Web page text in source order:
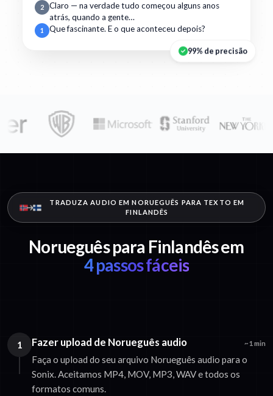
2
Claro — na verdade tudo começou alguns anos
atrás, quando a gente…
1 Que fascinante. E o que aconteceu depois?
99% de precisão
TRADUZA AUDIO EM NORUEGUÊS PARA TEXTO EM
FINLANDÊS
Norueguês para Finlandês em
4 passos fáceis
1 Fazer upload de Norueguês audio ~1 min
Faça o upload do seu arquivo Norueguês audio para o
Sonix. Aceitamos MP4, MOV, MP3, WAV e todos os
formatos comuns.